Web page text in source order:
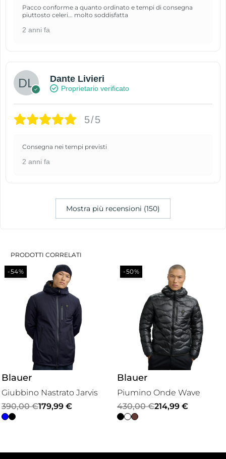
Pacco conforme a quanto ordinato e tempi di consegna
piuttosto celeri... molto soddisfatta
2 anni fa
Dante Livieri
Proprietario verificato
5/5
Consegna nei tempi previsti
2 anni fa
Mostra più recensioni (150)
PRODOTTI CORRELATI
-54%
Blauer
Giubbino Nastrato Jarvis
390,00€
Il
prezzo
179,99 €
Il
prezzo
-50%
Blauer
Piumino Onde Wave
430,00€
Il
prezzo
214,99 €
Il
prezzo